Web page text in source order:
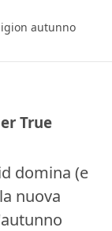
autunno
True
domina (e
nuova